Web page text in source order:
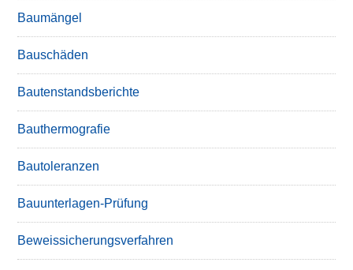
Baumängel
Bauschäden
Bautenstandsberichte
Bauthermografie
Bautoleranzen
Bauunterlagen-Prüfung
Beweissicherungsverfahren